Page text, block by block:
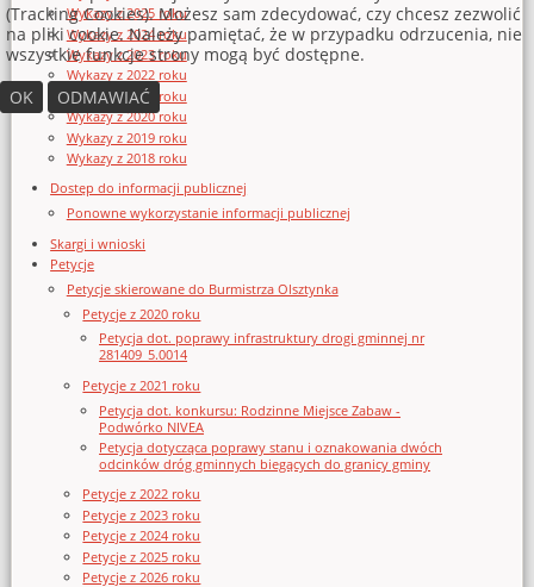
Wykazy z 2025 roku
Wykazy z 2024 roku
Wykazy z 2023 roku
Wykazy z 2022 roku
Wykazy z 2021 roku
Wykazy z 2020 roku
Wykazy z 2019 roku
Wykazy z 2018 roku
Dostęp do informacji publicznej
Ponowne wykorzystanie informacji publicznej
Skargi i wnioski
Petycje
Petycje skierowane do Burmistrza Olsztynka
Petycje z 2020 roku
Petycja dot. poprawy infrastruktury drogi gminnej nr
281409_5.0014
Petycje z 2021 roku
Petycja dot. konkursu: Rodzinne Miejsce Zabaw -
Podwórko NIVEA
Petycja dotycząca poprawy stanu i oznakowania dwóch
odcinków dróg gminnych biegących do granicy gminy
Petycje z 2022 roku
Petycje z 2023 roku
Petycje z 2024 roku
Petycje z 2025 roku
Petycje z 2026 roku
(Tracking Cookies). Możesz sam zdecydować, czy chcesz zezwolić
na pliki cookie. Należy pamiętać, że w przypadku odrzucenia, nie
wszystkie funkcje strony mogą być dostępne.
OK
ODMAWIAĆ